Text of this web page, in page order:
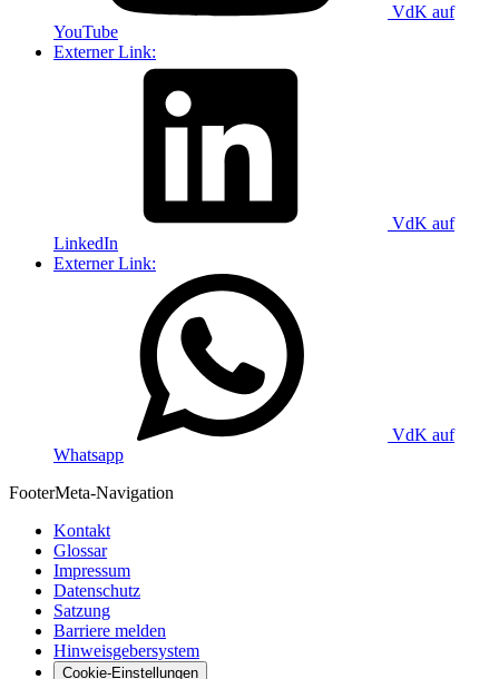
VdK auf
YouTube
Externer Link:
VdK auf
LinkedIn
Externer Link:
VdK auf
Whatsapp
FooterMeta-Navigation
Kontakt
Glossar
Impressum
Datenschutz
Satzung
Barriere melden
Hinweisgebersystem
Cookie-Einstellungen